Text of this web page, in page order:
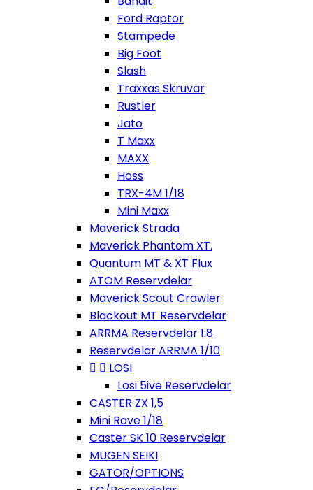
Ford Raptor
Stampede
Big Foot
Slash
Traxxas Skruvar
Rustler
Jato
T Maxx
MAXX
Hoss
TRX-4M 1/18
Mini Maxx
Maverick Strada
Maverick Phantom XT.
Quantum MT & XT Flux
ATOM Reservdelar
Maverick Scout Crawler
Blackout MT Reservdelar
ARRMA Reservdelar 1:8
Reservdelar ARRMA 1/10
  LOSI
Losi 5ive Reservdelar
CASTER ZX 1,5
Mini Rave 1/18
Caster SK 10 Reservdelar
MUGEN SEIKI
GATOR/OPTIONS